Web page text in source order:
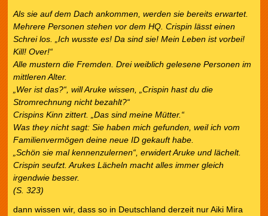
Als sie auf dem Dach ankommen, werden sie bereits erwartet.
Mehrere Personen stehen vor dem HQ. Crispin lässt einen
Schrei los. „Ich wusste es! Da sind sie! Mein Leben ist vorbei!
Kill! Over!“
Alle mustern die Fremden. Drei weiblich gelesene Personen im
mittleren Alter.
„Wer ist das?“, will Aruke wissen, „Crispin hast du die
Stromrechnung nicht bezahlt?“
Crispins Kinn zittert. „Das sind meine Mütter.“
Was they nicht sagt: Sie haben mich gefunden, weil ich vom
Familienvermögen deine neue ID gekauft habe.
„Schön sie mal kennenzulernen“, erwidert Aruke und lächelt.
Crispin seufzt. Arukes Lächeln macht alles immer gleich
irgendwie besser.
(S. 323)
dann wissen wir, dass so in Deutschland derzeit nur Aiki Mira